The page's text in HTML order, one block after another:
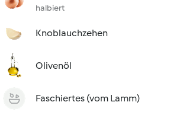
halbiert
Knoblauchzehen
Olivenöl
Faschiertes (vom Lamm)